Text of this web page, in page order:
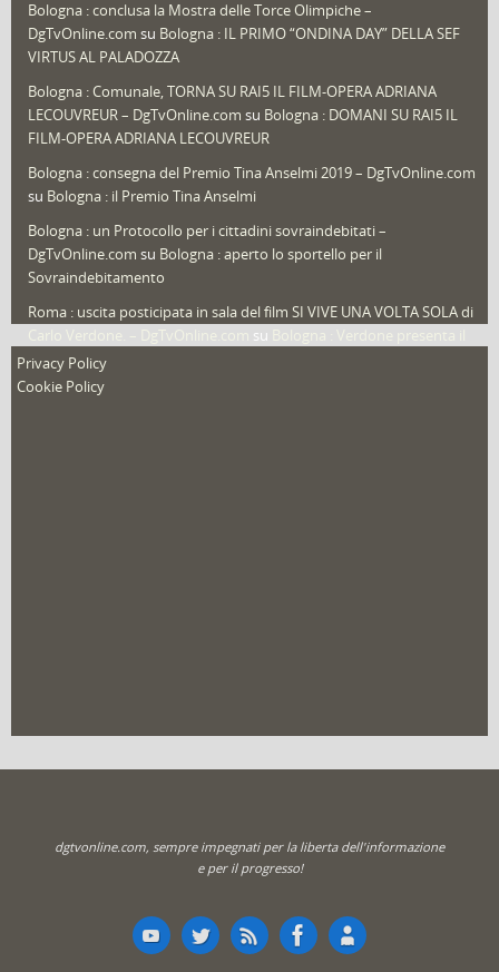
Redazioni(1.050)
Speciali (22)
Sport
That's Bologna Magazine(25)
Video (archivio) (263)
Bologna : conclusa la Mostra delle Torce Olimpiche –
DgTvOnline.com su Bologna : IL PRIMO “ONDINA DAY” DELLA SEF
VIRTUS AL PALADOZZA
Bologna : Comunale, TORNA SU RAI5 IL FILM-OPERA ADRIANA
LECOUVREUR – DgTvOnline.com su Bologna : DOMANI SU RAI5 IL
FILM-OPERA ADRIANA LECOUVREUR
Bologna : consegna del Premio Tina Anselmi 2019 – DgTvOnline.com
su Bologna : il Premio Tina Anselmi
Bologna : un Protocollo per i cittadini sovraindebitati –
DgTvOnline.com su Bologna : aperto lo sportello per il
Sovraindebitamento
Roma : uscita posticipata in sala del film SI VIVE UNA VOLTA SOLA di
su
nuovo film
Privacy Policy
Cookie Policy
dgtvonline.com, sempre impegnati per la liberta dell'informazione
e per il progresso!